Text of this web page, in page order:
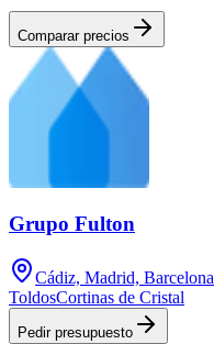
Comparar precios
Grupo Fulton
Cádiz, Madrid, Barcelona
ToldosCortinas de Cristal
Pedir presupuesto